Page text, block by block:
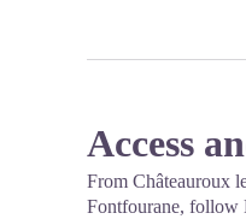
Access
From Châteauroux
Fontfourane, follow